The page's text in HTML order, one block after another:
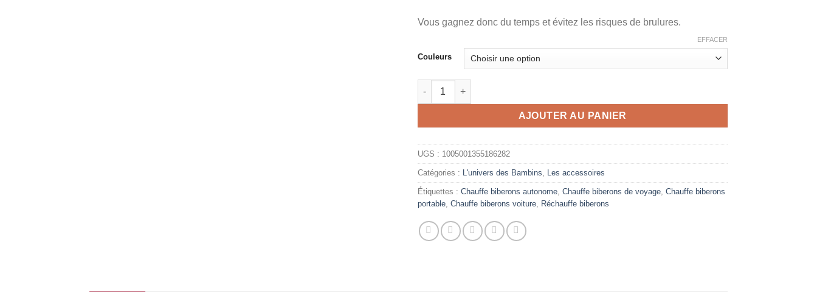
Vous gagnez donc du temps et évitez les risques de brulures.
Couleurs
EFFACER
quantité de Chauffe biberons de voyage nouveau-né, ultra pratique, charge USB
AJOUTER AU PANIER
UGS : 1005001355186282
Catégories : L'univers des Bambins, Les accessoires
Étiquettes : Chauffe biberons autonome, Chauffe biberons de voyage, Chauffe biberons
portable, Chauffe biberons voiture, Réchauffe biberons